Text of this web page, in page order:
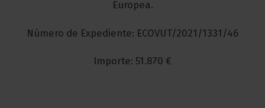
Europea.
Número de Expediente: ECOVUT/2021/1331/46
Importe: 51.870 €